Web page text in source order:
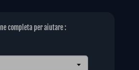
completa per aiutare :